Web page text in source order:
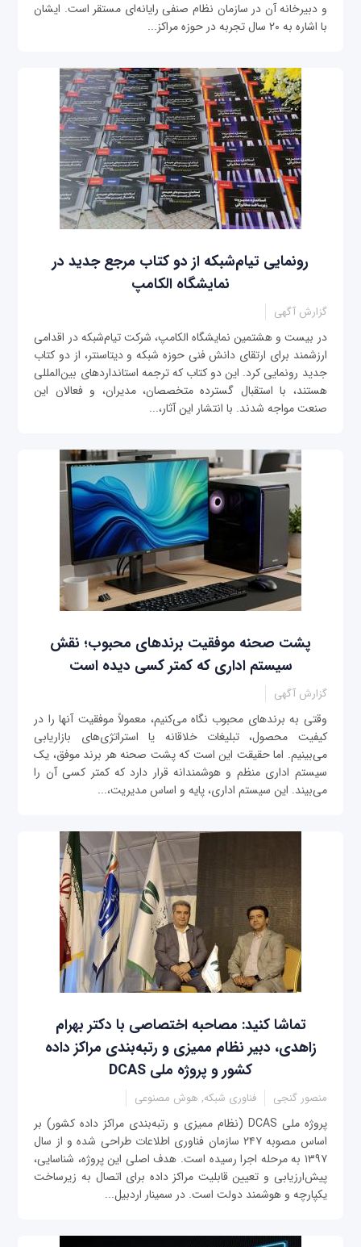
و دبیرخانه آن در سازمان نظام صنفی رایانه‌ای مستقر است. ایشان
با اشاره به ۲۰ سال تجربه در حوزه مراکز...
رونمایی تیام‌شبکه از دو کتاب مرجع جدید در
نمایشگاه الکامپ
گزارش آگهی
در بیست و هشتمین نمایشگاه الکامپ، شرکت تیام‌شبکه در اقدامی
ارزشمند برای ارتقای دانش فنی حوزه شبکه و دیتاسنتر، از دو کتاب
جدید رونمایی کرد. این دو کتاب که ترجمه استانداردهای بین‌المللی
هستند، با استقبال گسترده متخصصان، مدیران، و فعالان این
صنعت مواجه شدند. با انتشار این آثار،...
پشت صحنه موفقیت برندهای محبوب؛ نقش
سیستم اداری که کمتر کسی دیده است
گزارش آگهی
وقتی به برندهای محبوب نگاه می‌کنیم، معمولاً موفقیت آنها را در
کیفیت محصول، تبلیغات خلاقانه یا استراتژی‌های بازاریابی
می‌بینیم. اما حقیقت این است که پشت صحنه هر برند موفق، یک
سیستم اداری منظم و هوشمندانه قرار دارد که کمتر کسی آن را
می‌بیند. این سیستم اداری، پایه و اساس مدیریت،...
تماشا کنید: مصاحبه اختصاصی با دکتر بهرام
زاهدی، دبیر نظام ممیزی و رتبه‌بندی مراکز داده
کشور و پروژه ملی DCAS
منصور گنجی فناوری شبکه, هوش مصنوعی
پروژه ملی DCAS (نظام ممیزی و رتبه‌بندی مراکز داده کشور) بر
اساس مصوبه ۲۴۷ سازمان فناوری اطلاعات طراحی شده و از سال
۱۳۹۷ به مرحله اجرا رسیده است. هدف اصلی این پروژه، شناسایی،
پیش‌ارزیابی و تعیین قابلیت مراکز داده برای اتصال به زیرساخت
یکپارچه و هوشمند دولت است. در سمینار اردبیل...